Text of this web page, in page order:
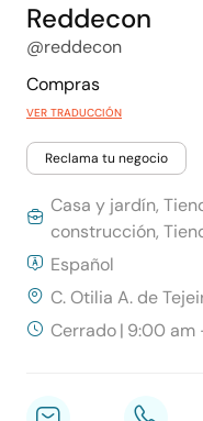
Reddecon
@reddecon
Compras
VER TRADUCCIÓN
Reclama tu negocio
Casa y jardín,
construcción,
Español
C. Otilia A. de
Cerrado| 9:00 am